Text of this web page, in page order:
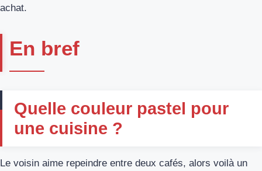
achat.
En bref
Quelle couleur pastel pour
une cuisine ?
Le voisin aime repeindre entre deux cafés, alors voilà un